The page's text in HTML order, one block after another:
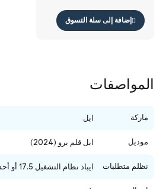
إضافة إلى سلة التسوق
المواصفات
ماركة ابل
موديل ابل قلم برو (2024)
نظلم متطلبات ايباد نظام التشغيل 17.5 أو أحدث